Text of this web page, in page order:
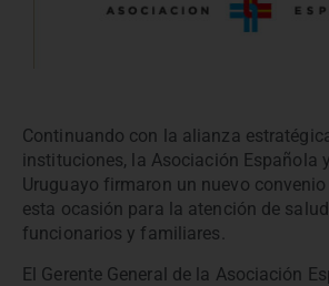
Continuando con la alianza
instituciones, la Asociación Española
Uruguayo firmaron un nuevo
esta ocasión para la atención de
funcionarios y familiares.
El Gerente General de la Asociación